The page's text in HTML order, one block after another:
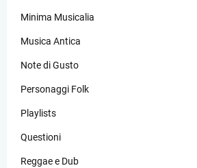
Minima Musicalia
Musica Antica
Note di Gusto
Personaggi Folk
Playlists
Questioni
Reggae e Dub